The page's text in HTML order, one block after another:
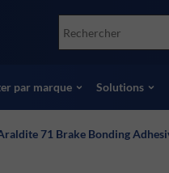
Socomore
Skydrol
par marque Solutions
71 Brake Bonding